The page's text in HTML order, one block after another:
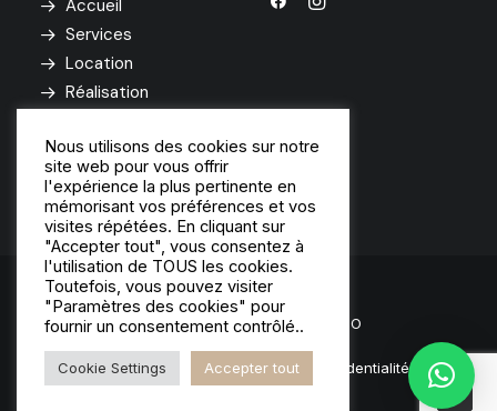
Accueil
Services
Location
Réalisation
© Copyright 2025MLS | STUDIO
Mentions Légales|Politique de confidentialité
Nous utilisons des cookies sur notre
site web pour vous offrir
l'expérience la plus pertinente en
mémorisant vos préférences et vos
visites répétées. En cliquant sur
"Accepter tout", vous consentez à
l'utilisation de TOUS les cookies.
Toutefois, vous pouvez visiter
"Paramètres des cookies" pour
fournir un consentement contrôlé..
Cookie Settings Accepter tout